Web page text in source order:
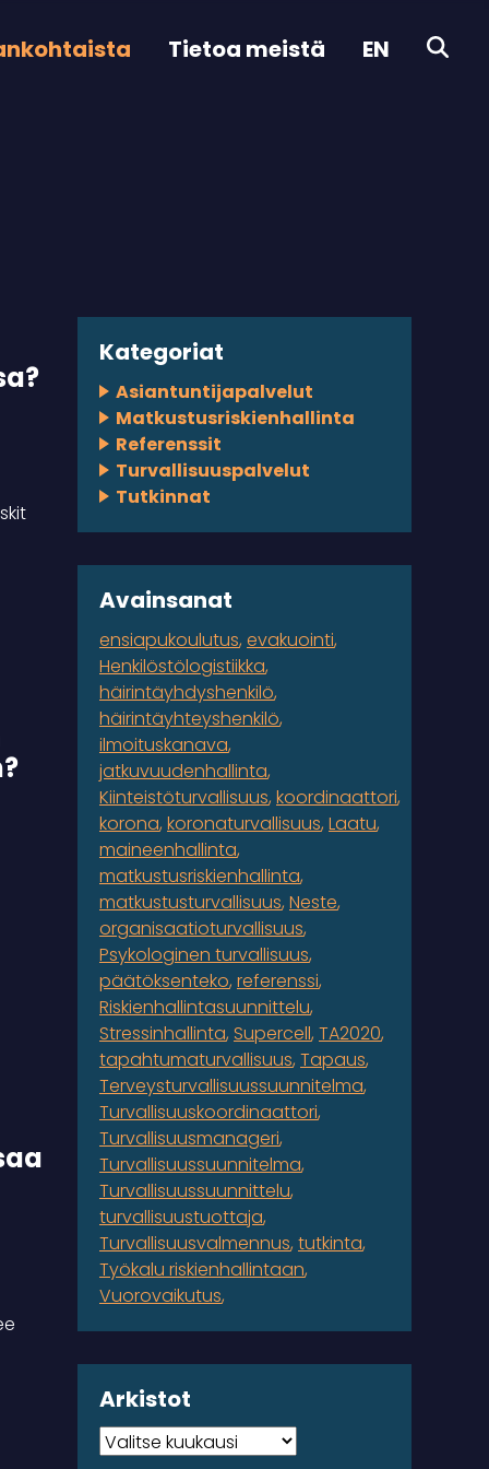
Tietoa meistä EN
Kategoriat
Asiantuntijapalvelut
Matkustusriskienhallinta
Referenssit
Turvallisuuspalvelut
Tutkinnat
Avainsanat
ensiapukoulutus evakuointi
Henkilöstölogistiikka
häirintäyhdyshenkilö
häirintäyhteyshenkilö
ilmoituskanava
jatkuvuudenhallinta
Kiinteistöturvallisuus koordinaattori
korona koronaturvallisuus Laatu
maineenhallinta
matkustusriskienhallinta
matkustusturvallisuus Neste
organisaatioturvallisuus
Psykologinen turvallisuus
päätöksenteko referenssi
Riskienhallintasuunnittelu
Stressinhallinta Supercell TA2020
tapahtumaturvallisuus Tapaus
Terveysturvallisuussuunnitelma
Turvallisuuskoordinaattori
Turvallisuusmanageri
Turvallisuussuunnitelma
Turvallisuussuunnittelu
turvallisuustuottaja
Turvallisuusvalmennus tutkinta
Työkalu riskienhallintaan
Vuorovaikutus
Arkistot
Arkistot